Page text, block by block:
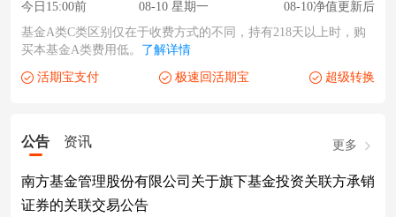
今日15:00前 08-10 星期一
08-10净值更新后
基金A类C类区别仅在于收费方式的不同，持有218天以上时，购
买本基金A类费用低。 了解详情
活期宝支付 极速回活期宝 超级转换
公告 资讯 更多
南方基金管理股份有限公司关于旗下基金投资关联方承销
证券的关联交易公告